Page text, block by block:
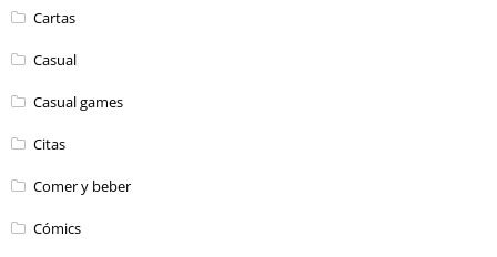
Cartas
Casual
Casual games
Citas
Comer y beber
Cómics